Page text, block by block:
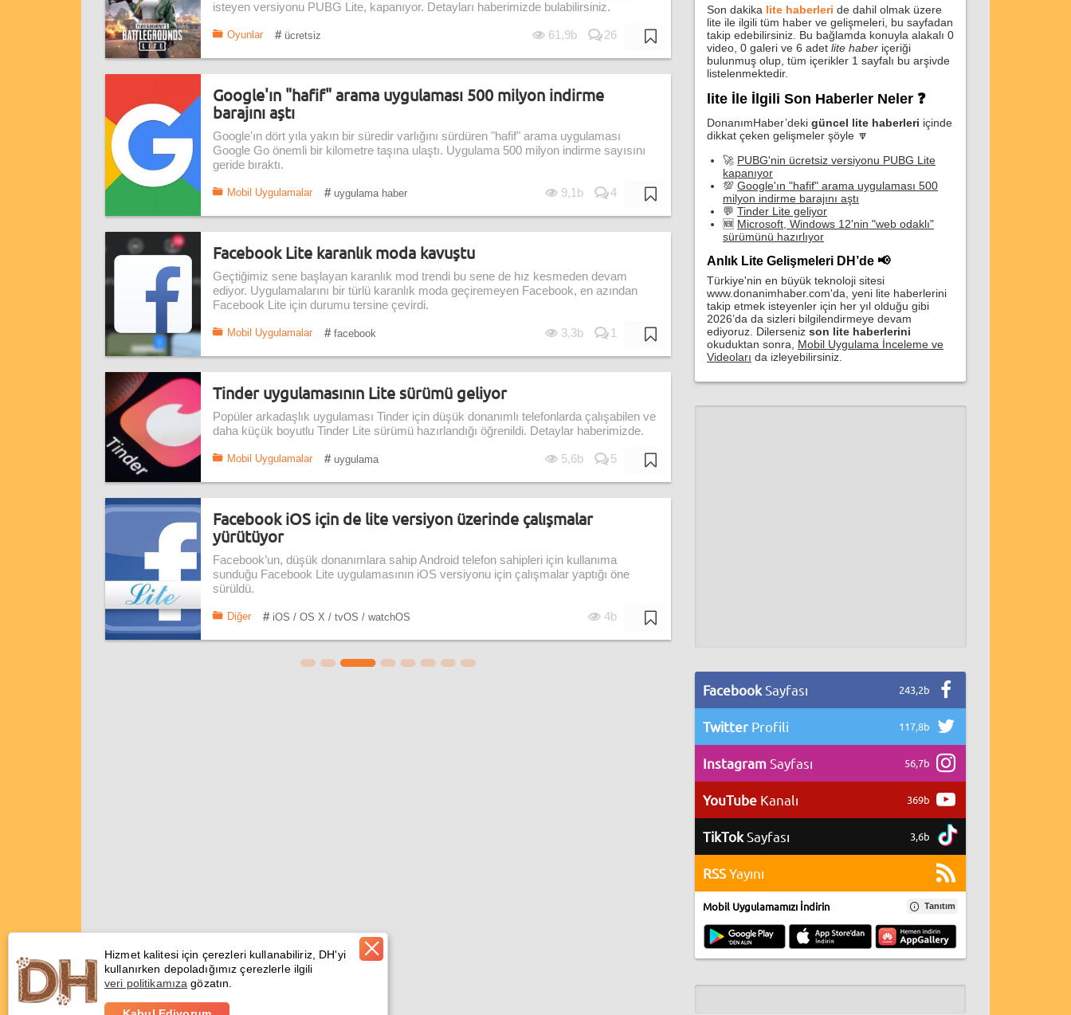
isteyen versiyonu PUBG Lite, kapanıyor. Detayları haberimizde bulabilirsiniz.
Oyunlar # ücretsiz 61,9b 26
Google'ın "hafif" arama uygulaması 500 milyon indirme
barajını aştı
Google'ın dört yıla yakın bir süredir varlığını sürdüren "hafif" arama uygulaması
Google Go önemli bir kilometre taşına ulaştı. Uygulama 500 milyon indirme sayısını
geride bıraktı.
Mobil Uygulamalar # uygulama haber 9,1b 4
Facebook Lite karanlık moda kavuştu
Geçtiğimiz sene başlayan karanlık mod trendi bu sene de hız kesmeden devam
ediyor. Uygulamalarını bir türlü karanlık moda geçiremeyen Facebook, en azından
Facebook Lite için durumu tersine çevirdi.
Mobil Uygulamalar # facebook 3,3b 1
Tinder uygulamasının Lite sürümü geliyor
Popüler arkadaşlık uygulaması Tinder için düşük donanımlı telefonlarda çalışabilen ve
daha küçük boyutlu Tinder Lite sürümü hazırlandığı öğrenildi. Detaylar haberimizde.
Mobil Uygulamalar # uygulama 5,6b 5
Facebook iOS için de lite versiyon üzerinde çalışmalar
yürütüyor
Facebook’un, düşük donanımlara sahip Android telefon sahipleri için kullanıma
sunduğu Facebook Lite uygulamasının iOS versiyonu için çalışmalar yaptığı öne
sürüldü.
Diğer # iOS / OS X / tvOS / watchOS 4b
Son dakika lite haberleri de dahil olmak üzere
lite ile ilgili tüm haber ve gelişmeleri, bu sayfadan
takip edebilirsiniz. Bu bağlamda konuyla alakalı 0
video, 0 galeri ve 6 adet lite haber içeriği
bulunmuş olup, tüm içerikler 1 sayfalı bu arşivde
listelenmektedir.
lite İle İlgili Son Haberler Neler ❓
DonanımHaber’deki güncel lite haberleri içinde
dikkat çeken gelişmeler şöyle 🔽
🚀 PUBG'nin ücretsiz versiyonu PUBG Lite
kapanıyor
💯 Google'ın "hafif" arama uygulaması 500
milyon indirme barajını aştı
💬 Tinder Lite geliyor
🆕 Microsoft, Windows 12'nin "web odaklı"
sürümünü hazırlıyor
Anlık Lite Gelişmeleri DH’de 📢
Türkiye'nin en büyük teknoloji sitesi
www.donanimhaber.com'da, yeni lite haberlerini
takip etmek isteyenler için her yıl olduğu gibi
2026’da da sizleri bilgilendirmeye devam
ediyoruz. Dilerseniz son lite haberlerini
okuduktan sonra, Mobil Uygulama İnceleme ve
Videoları da izleyebilirsiniz.
Facebook Sayfası 243,2b
Twitter Profili 117,8b
Instagram Sayfası 56,7b
YouTube Kanalı 369b
TikTokSayfası 3,6b
RSSYayını
Mobil Uygulamamızı İndirin Tanıtım
Hizmet kalitesi için çerezleri kullanabiliriz, DH'yi
kullanırken depoladığımız çerezlerle ilgili
veri politikamıza gözatın.